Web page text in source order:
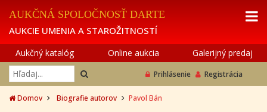
AUKČNÁ SPOLOČNOSŤ DARTE
AUKCIE UMENIA A STAROŽITNOSTÍ
Aukčný katalóg Online aukcia Galerijný predaj
Prihlásenie Registrácia
Domov Biografie autorov Pavol Bán